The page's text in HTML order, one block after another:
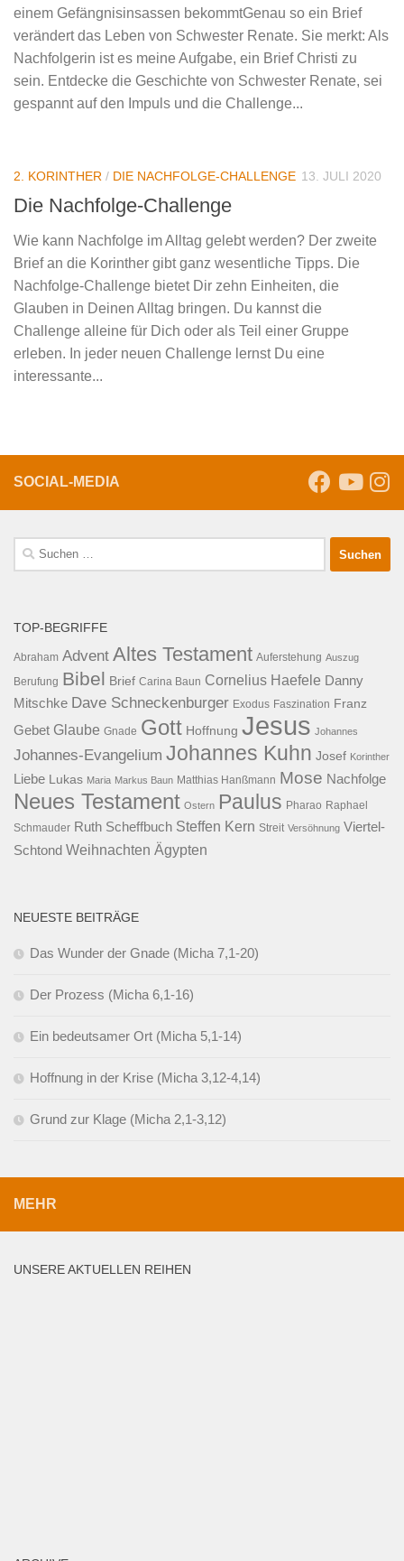
einem Gefängnisinsassen bekommtGenau so ein Brief
verändert das Leben von Schwester Renate. Sie merkt: Als
Nachfolgerin ist es meine Aufgabe, ein Brief Christi zu
sein. Entdecke die Geschichte von Schwester Renate, sei
gespannt auf den Impuls und die Challenge...
2. KORINTHER / DIE NACHFOLGE-CHALLENGE 13. JULI 2020
Die Nachfolge-Challenge
Wie kann Nachfolge im Alltag gelebt werden? Der zweite
Brief an die Korinther gibt ganz wesentliche Tipps. Die
Nachfolge-Challenge bietet Dir zehn Einheiten, die
Glauben in Deinen Alltag bringen. Du kannst die
Challenge alleine für Dich oder als Teil einer Gruppe
erleben. In jeder neuen Challenge lernst Du eine
interessante...
SOCIAL-MEDIA
Suche
nach:
TOP-BEGRIFFE
Abraham Advent Altes Testament Auferstehung Auszug
Berufung Bibel Brief Carina Baun Cornelius Haefele Danny
Mitschke Dave Schneckenburger Exodus Faszination Franz
Gebet Glaube Gnade Gott Hoffnung Jesus Johannes
Johannes-Evangelium Johannes Kuhn Josef Korinther
Liebe Lukas Maria Markus Baun Matthias Hanßmann Mose Nachfolge
Neues Testament Ostern Paulus Pharao Raphael
Schmauder Ruth Scheffbuch Steffen Kern Streit Versöhnung Viertel-
Schtond Weihnachten Ägypten
NEUESTE BEITRÄGE
Das Wunder der Gnade (Micha 7,1-20)
Der Prozess (Micha 6,1-16)
Ein bedeutsamer Ort (Micha 5,1-14)
Hoffnung in der Krise (Micha 3,12-4,14)
Grund zur Klage (Micha 2,1-3,12)
MEHR
UNSERE AKTUELLEN REIHEN